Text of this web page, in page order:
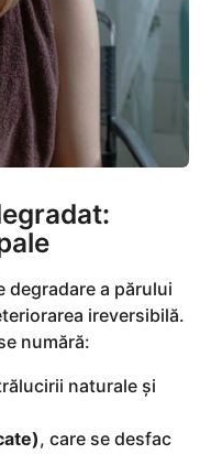
degradare a părului
ireversibilă.
numără:
naturale și
, care se desfac